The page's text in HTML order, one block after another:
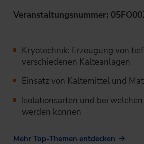
Veranstaltungsnummer:
Kryotechnik: Erzeugung von
verschiedenen Kälteanlagen
Einsatz von Kältemittel und
Isolationsarten und bei
werden können
Mehr Top-Themen entdecken